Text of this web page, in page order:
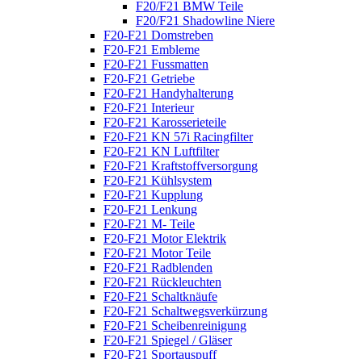
F20/F21 BMW Teile
F20/F21 Shadowline Niere
F20-F21 Domstreben
F20-F21 Embleme
F20-F21 Fussmatten
F20-F21 Getriebe
F20-F21 Handyhalterung
F20-F21 Interieur
F20-F21 Karosserieteile
F20-F21 KN 57i Racingfilter
F20-F21 KN Luftfilter
F20-F21 Kraftstoffversorgung
F20-F21 Kühlsystem
F20-F21 Kupplung
F20-F21 Lenkung
F20-F21 M- Teile
F20-F21 Motor Elektrik
F20-F21 Motor Teile
F20-F21 Radblenden
F20-F21 Rückleuchten
F20-F21 Schaltknäufe
F20-F21 Schaltwegsverkürzung
F20-F21 Scheibenreinigung
F20-F21 Spiegel / Gläser
F20-F21 Sportauspuff